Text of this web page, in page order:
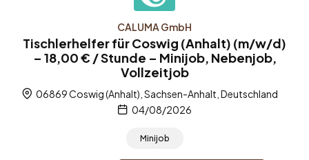
CALUMA GmbH
Tischlerhelfer für Coswig (Anhalt) (m/w/d)
– 18,00 € / Stunde – Minijob, Nebenjob,
Vollzeitjob
06869 Coswig (Anhalt), Sachsen-Anhalt, Deutschland
04/08/2026
Minijob